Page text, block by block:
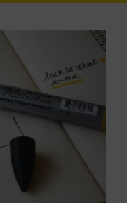
pour récolter
REFUSER